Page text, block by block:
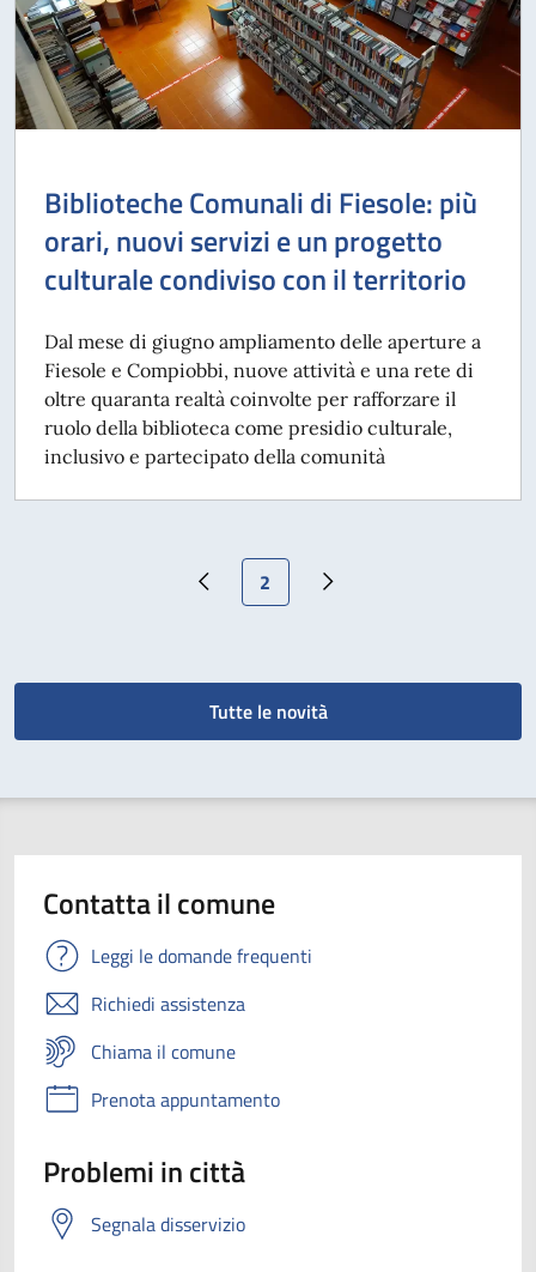
Biblioteche Comunali di Fiesole: più
orari, nuovi servizi e un progetto
culturale condiviso con il territorio
Dal mese di giugno ampliamento delle aperture a
Fiesole e Compiobbi, nuove attività e una rete di
oltre quaranta realtà coinvolte per rafforzare il
ruolo della biblioteca come presidio culturale,
inclusivo e partecipato della comunità
Pagina precedente
Pagina attuale
2 Pagina successiva
Tutte le novità
Contatta il comune
Leggi le domande frequenti
Richiedi assistenza
Chiama il comune
Prenota appuntamento
Problemi in città
Segnala disservizio